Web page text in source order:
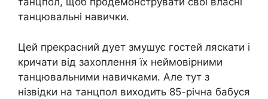
танцювальні навички.
Цей прекрасний дует змушує гостей ляскати і
кричати від захоплення їх неймовірними
танцювальними навичками. Але тут з
нізвідки на танцпол виходить 85-річна бабуся